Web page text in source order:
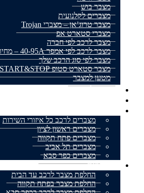
מצבר בוש
מצברים לקלנועית
מצבר טרוג’אן – מצברי Trojan
מצברי סטארט אפ
מצבר לרכב לפי חברה
מצבר לרכב לפי אמפר 40-95A – מחיר מצברים
מצבר לפי סוג הרכב שלך
מצבר סטארט סטופ START&STOP
מטען למצבר
מצברים לרכב כל איזורי השירות
מצברים ראשון לציון
מצברים פתח תקווה
מצברים תל אביב
מצברים כפר סבא
מאמרים
החלפת מצבר לרכב עד הבית
החלפת מצבר בפתח תקווה